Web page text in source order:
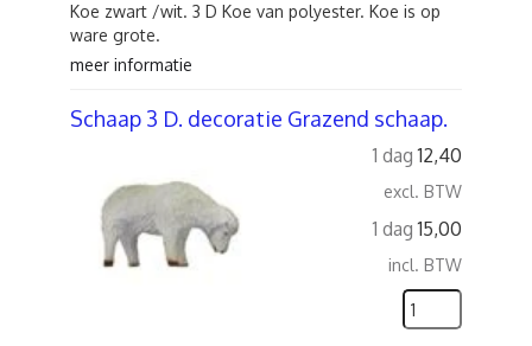
Koe zwart /wit. 3 D Koe van polyester. Koe is op
ware grote.
meer informatie
Schaap 3 D. decoratie Grazend schaap.
1 dag 12,40
excl. BTW
1 dag 15,00
incl. BTW